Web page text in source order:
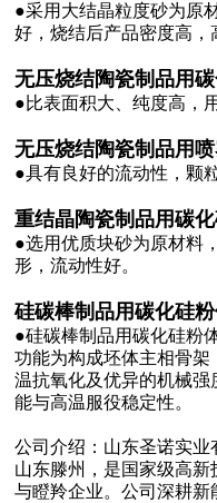
●采用大结晶粒度砂为原
好，烧结后产品密度高，
无压烧结陶瓷制品用
●比表面积大、纯度高，
无压烧结陶瓷制品用
●具有良好的流动性，颗
重结晶陶瓷制品用碳
●选用优质块砂为原材料
形，流动性好。
硅碳棒制品用碳化硅
●硅碳棒制品用碳化硅粉
功能为构成坯体主相骨
温抗氧化及优异的机械
能与高温服役稳定性。
公司介绍：山东圣诺实业
山东滕州，是国家级高新
与瞪羚企业。公司深耕新